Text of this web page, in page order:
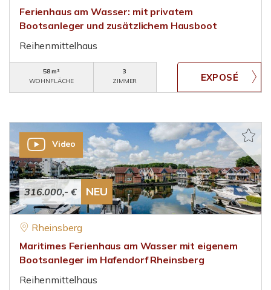
Ferienhaus am Wasser: mit privatem
Bootsanleger und zusätzlichem Hausboot
Reihenmittelhaus
58 m²
WOHNFLÄCHE
3
ZIMMER
316.000,- € NEU
Video
Rheinsberg
Maritimes Ferienhaus am Wasser mit eigenem
Bootsanleger im Hafendorf Rheinsberg
Reihenmittelhaus